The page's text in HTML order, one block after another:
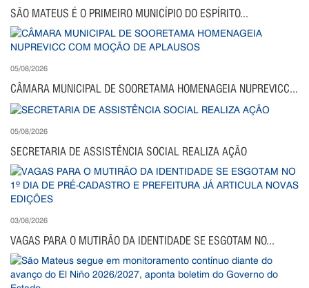
SÃO MATEUS É O PRIMEIRO MUNICÍPIO DO ESPÍRITO...
05/08/2026
CÂMARA MUNICIPAL DE SOORETAMA HOMENAGEIA NUPREVICC...
05/08/2026
SECRETARIA DE ASSISTÊNCIA SOCIAL REALIZA AÇÃO
03/08/2026
VAGAS PARA O MUTIRÃO DA IDENTIDADE SE ESGOTAM NO...